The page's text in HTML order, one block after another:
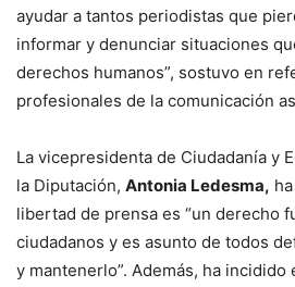
ayudar a tantos periodistas que
informar y denunciar situaciones
derechos humanos”, sostuvo en
profesionales de la comunicación
La vicepresidenta de Ciudadanía y
la Diputación, Antonia Ledesma,
libertad de prensa es “un derecho
ciudadanos y es asunto de todos
y mantenerlo”. Además, ha incidido